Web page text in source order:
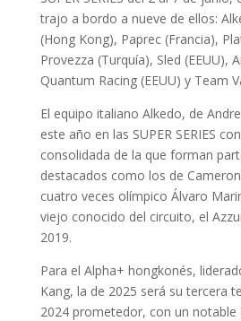
trajo a bordo a nueve de ellos:
(Hong Kong), Paprec (Francia),
Provezza (Turquía), Sled (EEUU),
Quantum Racing (EEUU) y Team
El equipo italiano Alkedo, de
este año en las SUPER SERIES
consolidada de la que forman
destacados como los de
cuatro veces olímpico Álvaro
viejo conocido del circuito, el
2019.
Para el Alpha+ hongkonés,
Kang, la de 2025 será su tercera
2024 prometedor, con un